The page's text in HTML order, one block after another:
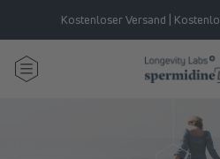
directamente
al contenido
Kostenloser Versand |